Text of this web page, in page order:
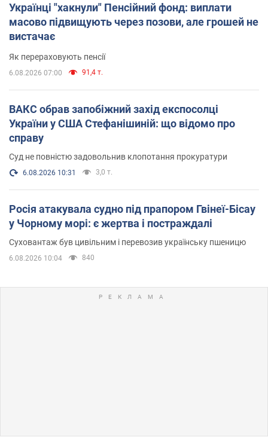
Українці "хакнули" Пенсійний фонд: виплати
масово підвищують через позови, але грошей не
вистачає
Як перераховують пенсії
6.08.2026 07:00 91,4 т.
ВАКС обрав запобіжний захід експосолці
України у США Стефанішиній: що відомо про
справу
Суд не повністю задовольнив клопотання прокуратури
6.08.2026 10:31 3,0 т.
Росія атакувала судно під прапором Гвінеї-Бісау
у Чорному морі: є жертва і постраждалі
Суховантаж був цивільним і перевозив українську пшеницю
6.08.2026 10:04 840